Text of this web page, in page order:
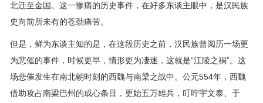
北迁至金国。这一惨痛的历史事件，在好多东谈主眼中，是汉民族
史向前所未有的苍劲痛苦。
但是，鲜为东谈主知的是，在这段历史之前，汉民族曾阅历一场更
为悲催的事件，时候更早，情形更为凄迷，这就是“江陵之祸”。这
场悲催发生在南北朝时刻的西魏与南梁之战中。公元554年，西魏
借助攻占南梁巴州的成心条目，更始五万雄兵，叮咛宇文泰、于